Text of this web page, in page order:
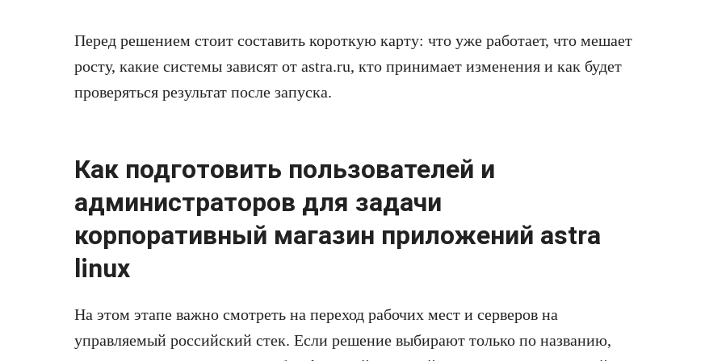
Перед решением стоит составить короткую карту: что уже работает, что мешает
росту, какие системы зависят от astra.ru, кто принимает изменения и как будет
проверяться результат после запуска.
Как подготовить пользователей и
администраторов для задачи
корпоративный магазин приложений astra
linux
На этом этапе важно смотреть на переход рабочих мест и серверов на
управляемый российский стек. Если решение выбирают только по названию,